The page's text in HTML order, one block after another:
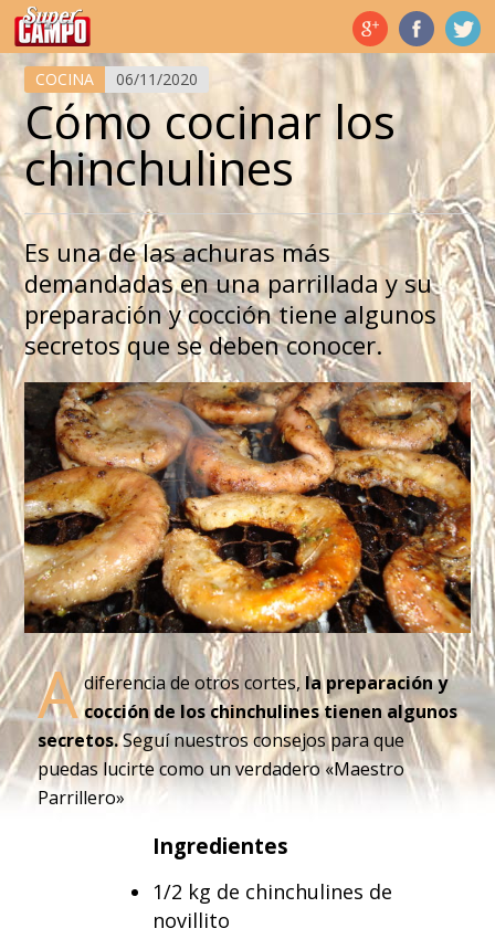
Temas de hoy
COCINA 06/11/2020
Cómo cocinar los
chinchulines
Es una de las achuras más
demandadas en una parrillada y su
preparación y cocción tiene algunos
secretos que se deben conocer.
A diferencia de otros cortes, la preparación y
cocción de los chinchulines tienen algunos
secretos.Seguí nuestros consejos para que
puedas lucirte como un verdadero «Maestro
Parrillero»
Ingredientes
1/2 kg de chinchulines de
novillito